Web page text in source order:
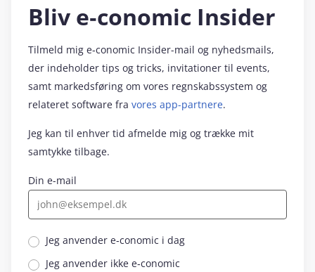
Bliv e‑conomic Insider
Tilmeld mig e‑conomic Insider-mail og nyhedsmails,
der indeholder tips og tricks, invitationer til events,
samt markedsføring om vores regnskabssystem og
relateret software fra vores app-partnere.
Jeg kan til enhver tid afmelde mig og trække mit
samtykke tilbage.
Din e-mail
Jeg anvender e‑conomic i dag
Jeg anvender ikke e‑conomic